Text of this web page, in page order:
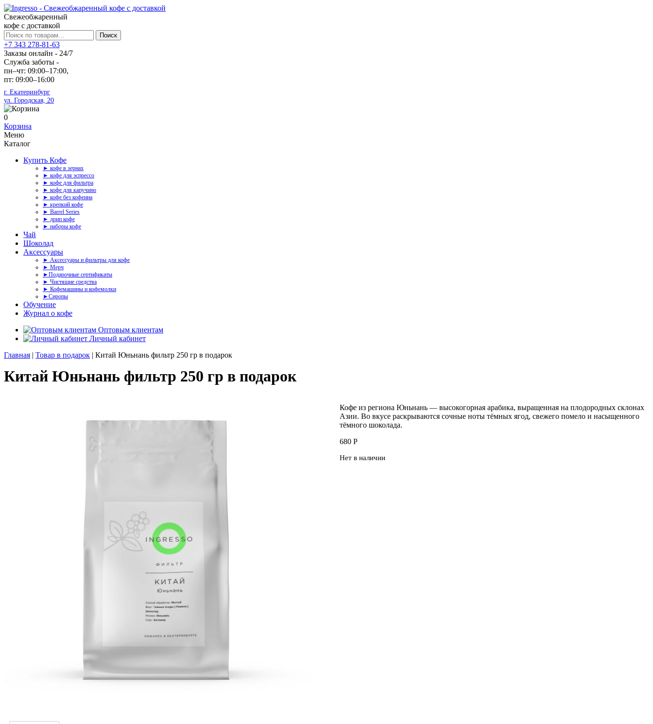
Свежеобжаренный
кофе с доставкой
Искать:
Поиск
+7 343 278-81-63
Заказы онлайн - 24/7
Служба заботы -
пн–чт: 09:00–17:00,
пт: 09:00–16:00
г. Екатеринбург
ул. Городская, 20
0
Корзина
Меню
Каталог
Купить Кофе
► кофе в зернах
► кофе для эспрессо
► кофе для фильтра
► кофе для капучино
► кофе без кофеина
► крепкий кофе
► Barrel Series
► дрип кофе
► наборы кофе
Чай
Шоколад
Аксессуары
► Аксессуары и фильтры для кофе
► Мерч
►Подарочные сертификаты
► Чистящие средства
► Кофемашины и кофемолки
►Сиропы
Обучение
Журнал о кофе
Оптовым клиентам
Личный кабинет
Главная | Товар в подарок | Китай Юньнань фильтр 250 гр в подарок
Китай Юньнань фильтр 250 гр в подарок
Кофе из региона Юньнань — высокогорная арабика, выращенная на плодородных склонах
Азии. Во вкусе раскрываются сочные ноты тёмных ягод, свежего помело и насыщенного
тёмного шоколада.
680 Р
Нет в наличии